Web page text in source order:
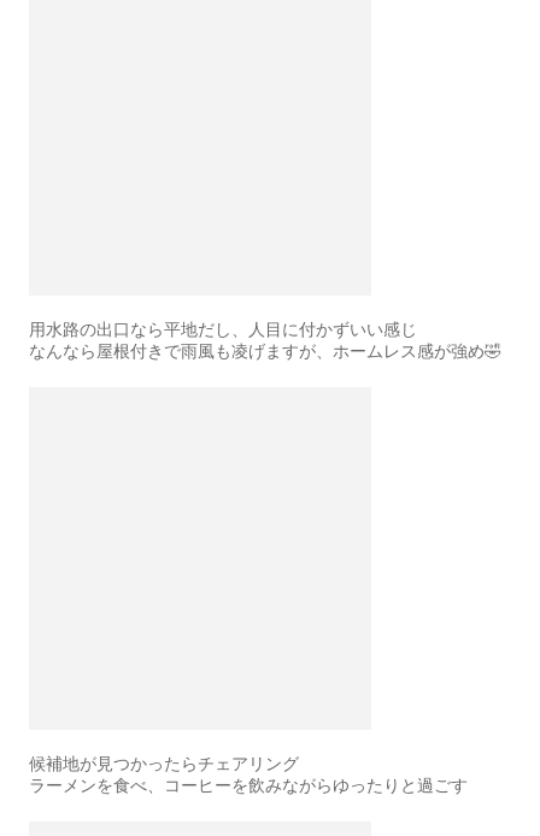
用水路の出口なら平地だし、人目に付かずいい感じ
なんなら屋根付きで雨風も凌げますが、ホームレス感が強め🤣
候補地が見つかったらチェアリング
ラーメンを食べ、コーヒーを飲みながらゆったりと過ごす